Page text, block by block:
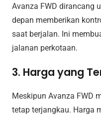
Avanza FWD dirancang
depan memberikan
saat berjalan. Ini
jalanan perkotaan.
3. Harga yang
Meskipun Avanza FWD
tetap terjangkau. Harga